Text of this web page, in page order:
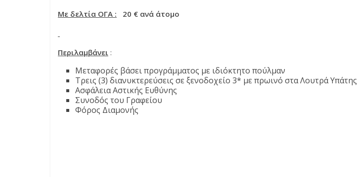
Με δελτία ΟΓΑ : 20 € ανά άτομο
Περιλαμβάνει :
Μεταφορές βάσει προγράμματος με ιδιόκτητο πούλμαν
Τρεις (3) διανυκτερεύσεις σε ξενοδοχείο 3* με πρωινό στα Λουτρά Υπάτης
Ασφάλεια Αστικής Ευθύνης
Συνοδός του Γραφείου
Φόρος Διαμονής